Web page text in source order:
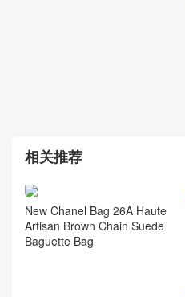
相关推荐
New Chanel Bag 26A Haute
Artisan Brown Chain Suede
Baguette Bag